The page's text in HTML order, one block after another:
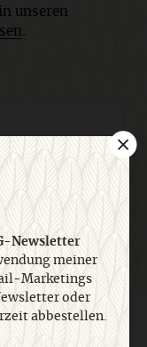
unseren
.
Jetzt anmelden
Barrierefreiheit
Newsletter
meiner
Marketings
oder
abbestellen.